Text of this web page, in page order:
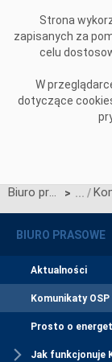
Strona
zapisanych za
celu
W
dotyczące
Biuro prasowe >
BIURO PRASOWE
Aktualności
Komunikaty OSP
Prosto o
Jak funkcjonuje